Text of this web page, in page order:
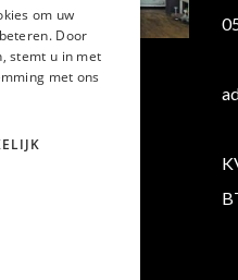
Retourneren
om uw
Door
stemt u in met
met ons